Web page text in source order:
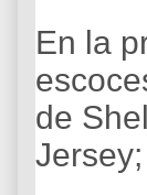
En la
de